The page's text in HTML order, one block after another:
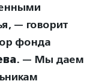
— говорит
фонда
. — Мы даем